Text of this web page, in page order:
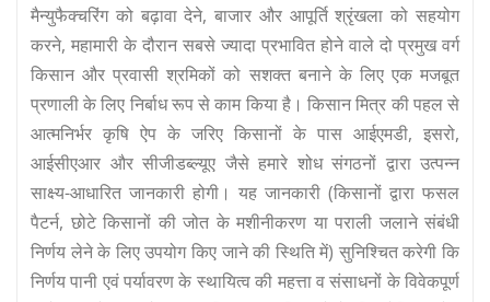
मैन्युफैक्चरिंग को बढ़ावा देने, बाजार और आपूर्ति श्रृंखला को सहयोग
करने, महामारी के दौरान सबसे ज्यादा प्रभावित होने वाले दो प्रमुख वर्ग
किसान और प्रवासी श्रमिकों को सशक्त बनाने के लिए एक मजबूत
प्रणाली के लिए निर्बाध रूप से काम किया है। किसान मित्र की पहल से
आत्मनिर्भर कृषि ऐप के जरिए किसानों के पास आईएमडी, इसरो,
आईसीएआर और सीजीडब्ल्यूए जैसे हमारे शोध संगठनों द्वारा उत्पन्न
साक्ष्य-आधारित जानकारी होगी। यह जानकारी (किसानों द्वारा फसल
पैटर्न, छोटे किसानों की जोत के मशीनीकरण या पराली जलाने संबंधी
निर्णय लेने के लिए उपयोग किए जाने की स्थिति में) सुनिश्चित करेगी कि
निर्णय पानी एवं पर्यावरण के स्थायित्व की महत्ता व संसाधनों के विवेकपूर्ण